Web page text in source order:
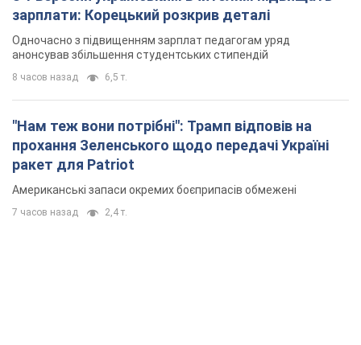
зарплати: Корецький розкрив деталі
Одночасно з підвищенням зарплат педагогам уряд
анонсував збільшення студентських стипендій
8 часов назад 6,5 т.
"Нам теж вони потрібні": Трамп відповів на
прохання Зеленського щодо передачі Україні
ракет для Patriot
Американські запаси окремих боєприпасів обмежені
7 часов назад 2,4 т.